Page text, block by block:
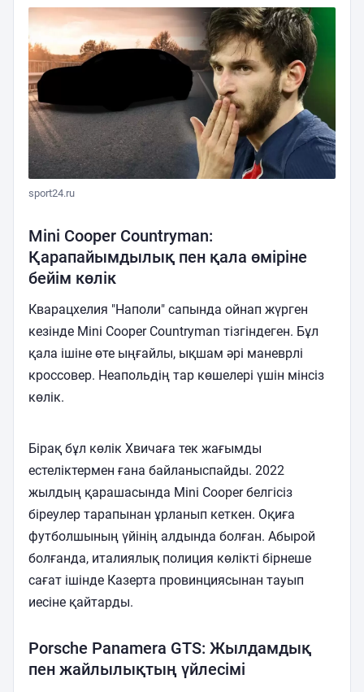
sport24.ru
Mini Cooper Countryman:
Қарапайымдылық пен қала өміріне
бейім көлік
Кварацхелия "Наполи" сапында ойнап жүрген
кезінде Mini Cooper Countryman тізгіндеген. Бұл
қала ішіне өте ыңғайлы, ықшам әрі маневрлі
кроссовер. Неапольдің тар көшелері үшін мінсіз
көлік.
Бірақ бұл көлік Хвичаға тек жағымды
естеліктермен ғана байланыспайды. 2022
жылдың қарашасында Mini Cooper белгісіз
біреулер тарапынан ұрланып кеткен. Оқиға
футболшының үйінің алдында болған. Абырой
болғанда, италиялық полиция көлікті бірнеше
сағат ішінде Казерта провинциясынан тауып
иесіне қайтарды.
Porsche Panamera GTS: Жылдамдық
пен жайлылықтың үйлесімі